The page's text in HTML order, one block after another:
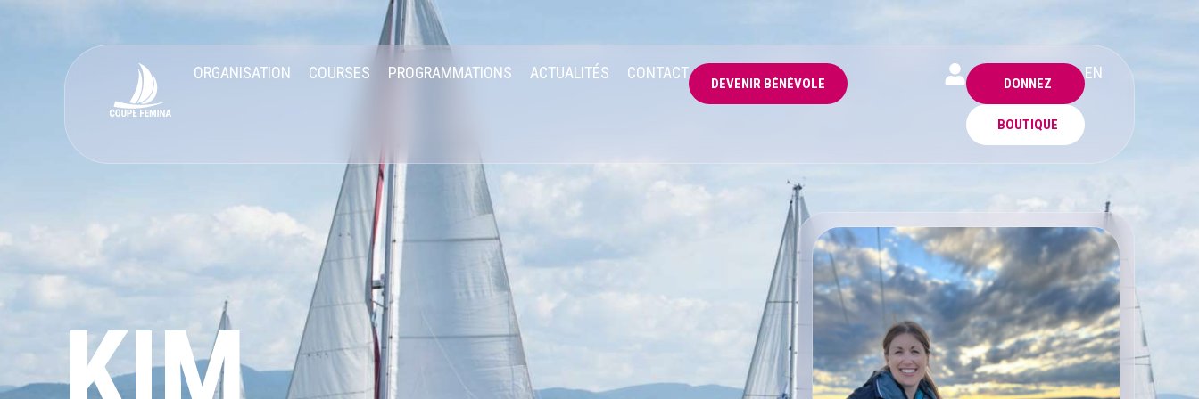
ORGANISATION COURSES PROGRAMMATIONS ACTUALITÉS CONTACT
DEVENIR BÉNÉVOLE DONNEZ
BOUTIQUE
EN